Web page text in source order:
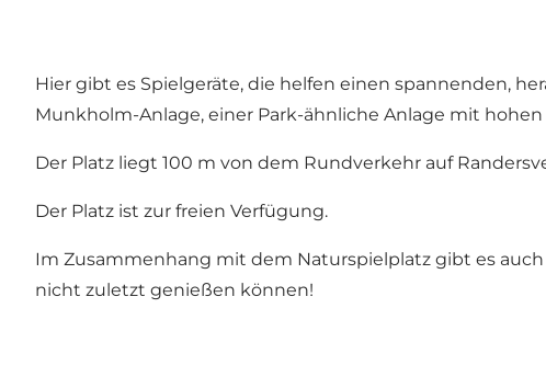
Hier gibt es Spielgeräte, die helfen einen spannenden,
Munkholm-Anlage, einer Park-ähnliche Anlage mit
Der Platz liegt 100 m von dem Rundverkehr auf
Der Platz ist zur freien Verfügung.
Im Zusammenhang mit dem Naturspielplatz gibt es
nicht zuletzt genießen können!